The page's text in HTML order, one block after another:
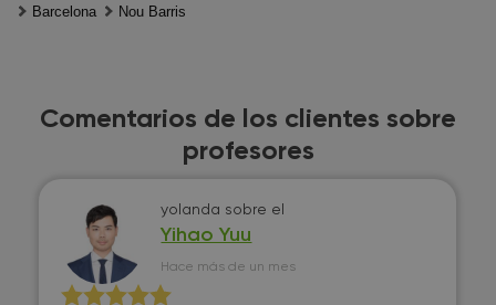
Barcelona
Nou Barris
Comentarios de los clientes sobre
profesores
yolanda sobre el
Yihao Yuu
Hace más de un mes